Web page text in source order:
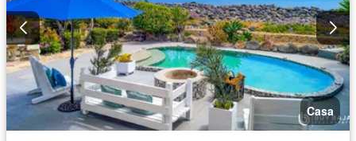
Zonas verdes
Parcialmente amueblado
Casa